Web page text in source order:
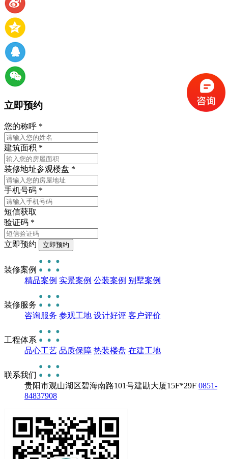
立即预约
您的称呼 *
建筑面积 *
装修地址参观楼盘 *
手机号码 *
短信获取
验证码 *
立即预约
装修案例
精品案例 实景案例 公装案例 别墅案例
装修服务
咨询服务 参观工地 设计好评 客户评价
工程体系
品心工艺 品质保障 热装楼盘 在建工地
联系我们
贵阳市观山湖区碧海南路101号建勘大厦15F*29F 0851-
84837908